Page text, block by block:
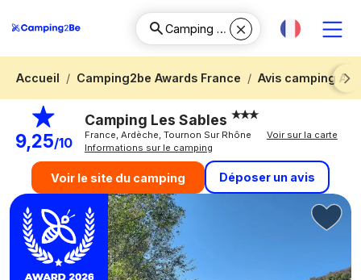
Accueil Camping2be Awards France
Avis camping
Next
9,25/10
Camping Les Sables
France, Ardèche, Tournon Sur Rhône
Voir sur la carte
Informations sur le camping
Voir le site du camping Déposer un avis